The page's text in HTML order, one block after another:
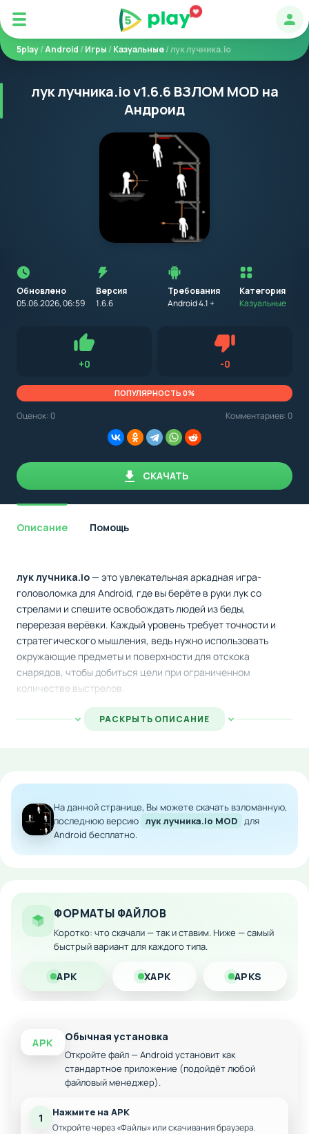
5play/Android /Игры /Казуальные/ лук лучника.io
лук лучника.io v1.6.6 ВЗЛОМ MOD на
Андроид
Обновлено
05.06.2026, 06:59
Версия
1.6.6
Требования
Android 4.1 +
установкой
приложения
на
устройство
с
указываем
минимальные
необходимые
Категория
Казуальные
обращать внимание на установленную версию Android
OS. Мы указываем минимально необходимую версию для
+0Нравится -0Не нравится
ПОПУЛЯРНОСТЬ 0%
Оценок: 0 Комментариев: 0
СКАЧАТЬ
Описание Помощь
лук лучника.io— это увлекательная аркадная игра-
головоломка для Android, где вы берёте в руки лук со
стрелами и спешите освобождать людей из беды,
перерезая верёвки. Каждый уровень требует точности и
стратегического мышления, ведь нужно использовать
окружающие предметы и поверхности для отскока
снарядов, чтобы добиться цели при ограниченном
количестве выстрелов.
Основная задача — спасти всех пострадавших, не
допустив потерь. Прямые выстрелы помогут редко,
Особенности мода:
Разнообразные окружающие предметы для
взаимодействия
Интуитивное управление луком на сенсорном
Прогрессивная сложность уровней
Скачайте модифицированную версию лук лучника.io на
захватывающих испытаниях!
РАСКРЫТЬ ОПИСАНИЕ
На данной странице, Вы можете скачать взломанную,
последнюю версию лук лучника.io MOD для
Android бесплатно.
ФОРМАТЫ ФАЙЛОВ
Коротко: что скачали — так и ставим. Ниже — самый
быстрый вариант для каждого типа.
APK XAPK APKS
APK Обычная установка
Откройте файл — Android установит как
стандартное приложение (подойдёт любой
файловый менеджер).
1 Нажмите на APK
Откройте через «Файлы» или скачивания браузера.